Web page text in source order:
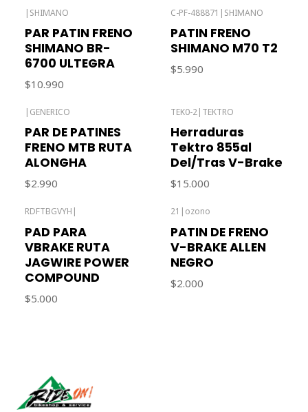
| SHIMANO
PAR PATIN FRENO
SHIMANO BR-
6700 ULTEGRA
$10.990
C-PF-488871 | SHIMANO
PATIN FRENO
SHIMANO M70 T2
$5.990
| GENERICO
PAR DE PATINES
FRENO MTB RUTA
ALONGHA
$2.990
TEK0-2| TEKTRO
Herraduras
Tektro 855al
Del/Tras V-Brake
$15.000
RDFTBGVYH |
PAD PARA
VBRAKE RUTA
JAGWIRE POWER
COMPOUND
$5.000
21 | ozono
PATIN DE FRENO
V-BRAKE ALLEN
NEGRO
$2.000